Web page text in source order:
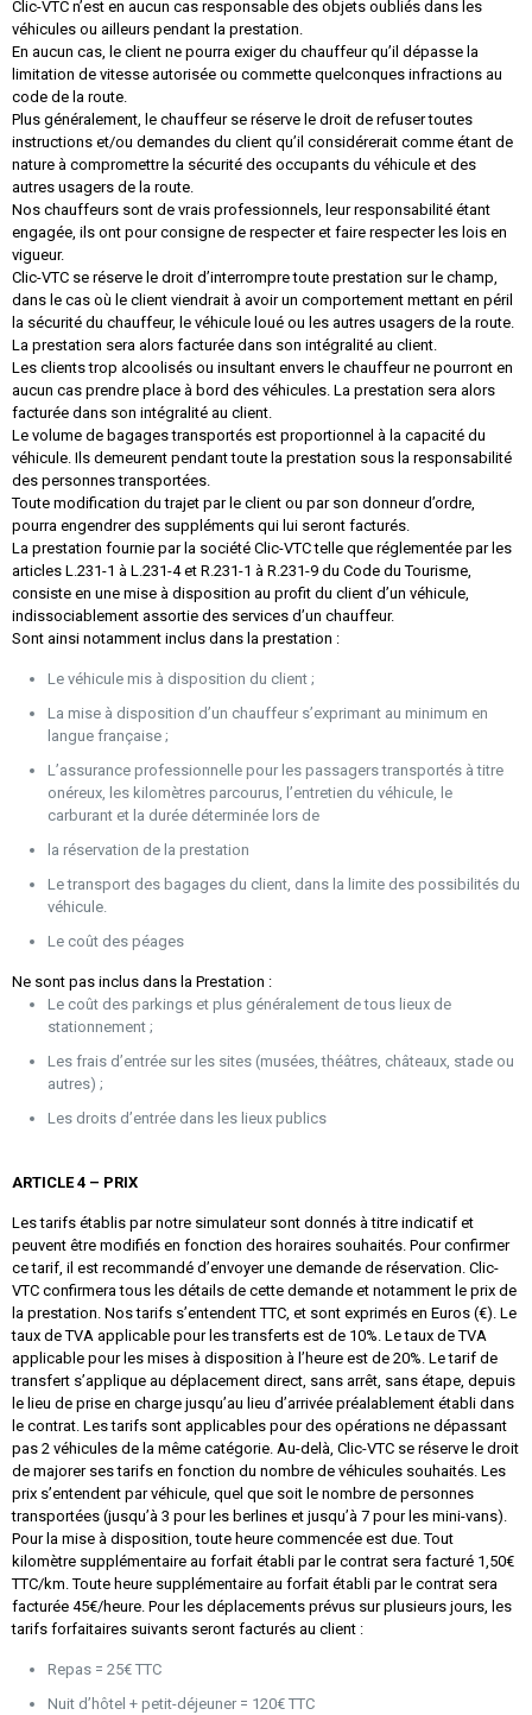
Clic-VTC n’est en aucun cas responsable des objets oubliés dans les
véhicules ou ailleurs pendant la prestation.
En aucun cas, le client ne pourra exiger du chauffeur qu’il dépasse la
limitation de vitesse autorisée ou commette quelconques infractions au
code de la route.
Plus généralement, le chauffeur se réserve le droit de refuser toutes
instructions et/ou demandes du client qu’il considérerait comme étant de
nature à compromettre la sécurité des occupants du véhicule et des
autres usagers de la route.
Nos chauffeurs sont de vrais professionnels, leur responsabilité étant
engagée, ils ont pour consigne de respecter et faire respecter les lois en
vigueur.
Clic-VTC se réserve le droit d’interrompre toute prestation sur le champ,
dans le cas où le client viendrait à avoir un comportement mettant en péril
la sécurité du chauffeur, le véhicule loué ou les autres usagers de la route.
La prestation sera alors facturée dans son intégralité au client.
Les clients trop alcoolisés ou insultant envers le chauffeur ne pourront en
aucun cas prendre place à bord des véhicules. La prestation sera alors
facturée dans son intégralité au client.
Le volume de bagages transportés est proportionnel à la capacité du
véhicule. Ils demeurent pendant toute la prestation sous la responsabilité
des personnes transportées.
Toute modification du trajet par le client ou par son donneur d’ordre,
pourra engendrer des suppléments qui lui seront facturés.
La prestation fournie par la société Clic-VTC telle que réglementée par les
articles L.231-1 à L.231-4 et R.231-1 à R.231-9 du Code du Tourisme,
consiste en une mise à disposition au profit du client d’un véhicule,
indissociablement assortie des services d’un chauffeur.
Sont ainsi notamment inclus dans la prestation :
Le véhicule mis à disposition du client ;
La mise à disposition d’un chauffeur s’exprimant au minimum en
langue française ;
L’assurance professionnelle pour les passagers transportés à titre
onéreux, les kilomètres parcourus, l’entretien du véhicule, le
carburant et la durée déterminée lors de
la réservation de la prestation
Le transport des bagages du client, dans la limite des possibilités du
véhicule.
Le coût des péages
Ne sont pas inclus dans la Prestation :
Le coût des parkings et plus généralement de tous lieux de
stationnement ;
Les frais d’entrée sur les sites (musées, théâtres, châteaux, stade ou
autres) ;
Les droits d’entrée dans les lieux publics
ARTICLE 4 – PRIX
Les tarifs établis par notre simulateur sont donnés à titre indicatif et
peuvent être modifiés en fonction des horaires souhaités. Pour confirmer
ce tarif, il est recommandé d’envoyer une demande de réservation. Clic-
VTC confirmera tous les détails de cette demande et notamment le prix de
la prestation. Nos tarifs s’entendent TTC, et sont exprimés en Euros (€). Le
taux de TVA applicable pour les transferts est de 10%. Le taux de TVA
applicable pour les mises à disposition à l’heure est de 20%. Le tarif de
transfert s’applique au déplacement direct, sans arrêt, sans étape, depuis
le lieu de prise en charge jusqu’au lieu d’arrivée préalablement établi dans
le contrat. Les tarifs sont applicables pour des opérations ne dépassant
pas 2 véhicules de la même catégorie. Au-delà, Clic-VTC se réserve le droit
de majorer ses tarifs en fonction du nombre de véhicules souhaités. Les
prix s’entendent par véhicule, quel que soit le nombre de personnes
transportées (jusqu’à 3 pour les berlines et jusqu’à 7 pour les mini-vans).
Pour la mise à disposition, toute heure commencée est due. Tout
kilomètre supplémentaire au forfait établi par le contrat sera facturé 1,50€
TTC/km. Toute heure supplémentaire au forfait établi par le contrat sera
facturée 45€/heure. Pour les déplacements prévus sur plusieurs jours, les
tarifs forfaitaires suivants seront facturés au client :
Repas = 25€ TTC
Nuit d’hôtel + petit-déjeuner = 120€ TTC